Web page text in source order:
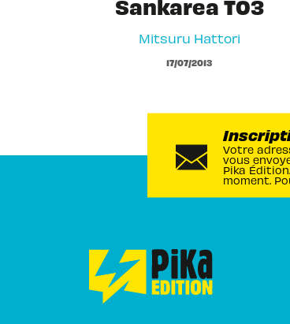
Sankarea T03
Mitsuru Hattori
17/07/2013
Votre
vous
Pika
moment.